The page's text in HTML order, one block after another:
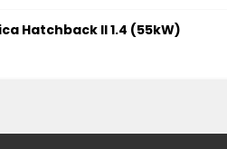
Hatchback II 1.4 (55kW)